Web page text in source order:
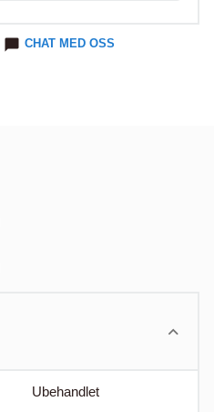
CHAT MED OSS
Ubehandlet